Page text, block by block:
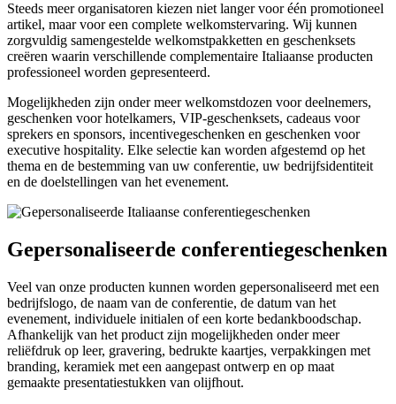
Steeds meer organisatoren kiezen niet langer voor één promotioneel
artikel, maar voor een complete welkomstervaring. Wij kunnen
zorgvuldig samengestelde welkomstpakketten en geschenksets
creëren waarin verschillende complementaire Italiaanse producten
professioneel worden gepresenteerd.
Mogelijkheden zijn onder meer welkomstdozen voor deelnemers,
geschenken voor hotelkamers, VIP-geschenksets, cadeaus voor
sprekers en sponsors, incentivegeschenken en geschenken voor
executive hospitality. Elke selectie kan worden afgestemd op het
thema en de bestemming van uw conferentie, uw bedrijfsidentiteit
en de doelstellingen van het evenement.
Gepersonaliseerde conferentiegeschenken
Veel van onze producten kunnen worden gepersonaliseerd met een
bedrijfslogo, de naam van de conferentie, de datum van het
evenement, individuele initialen of een korte bedankboodschap.
Afhankelijk van het product zijn mogelijkheden onder meer
reliëfdruk op leer, gravering, bedrukte kaartjes, verpakkingen met
branding, keramiek met een aangepast ontwerp en op maat
gemaakte presentatiestukken van olijfhout.